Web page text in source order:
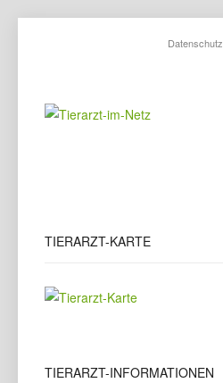
Datenschutz
TIERARZT-KARTE
TIERARZT-INFORMATIONEN